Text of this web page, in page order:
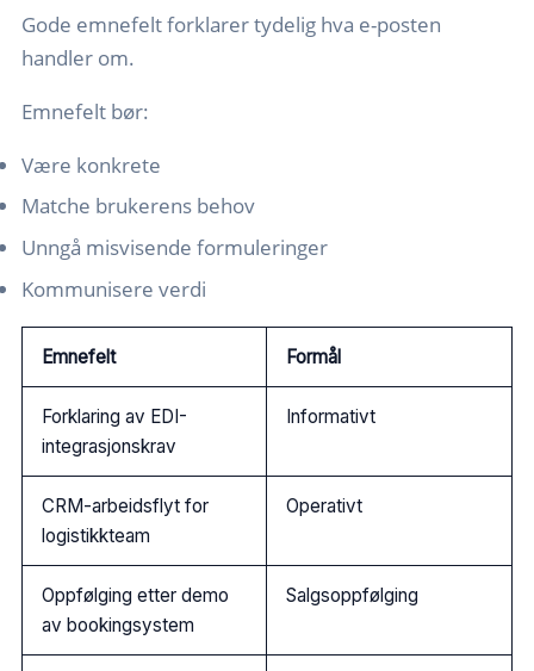
Gode emnefelt forklarer tydelig hva e-posten
handler om.
Emnefelt bør:
Være konkrete
Matche brukerens behov
Unngå misvisende formuleringer
Kommunisere verdi
Emnefelt Formål
Forklaring av EDI-
integrasjonskrav
Informativt
CRM-arbeidsflyt for
logistikkteam
Operativt
Oppfølging etter demo
av bookingsystem
Salgsoppfølging